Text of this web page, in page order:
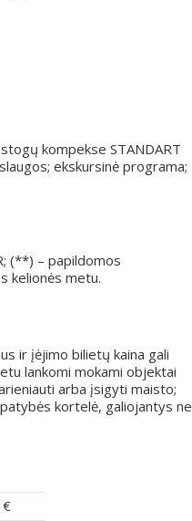
kompekse STANDART
ekskursinė programa;
(**) – papildomos
kelionės metu.
ir įėjimo bilietų kaina gali
lankomi mokami objektai
arba įsigyti maisto;
kortelė, galiojantys ne
€